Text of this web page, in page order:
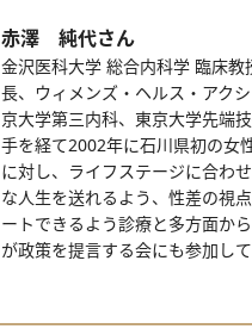
赤澤 純代さん
金沢医科大学 総合内科学 臨床
長、ウィメンズ・ヘルス・アク
京大学第三内科、東京大学先端
手を経て2002年に石川県初の女
に対し、ライフステージに合わ
な人生を送れるよう、性差の視
ートできるよう診療と多方面か
が政策を提言する会にも参加して